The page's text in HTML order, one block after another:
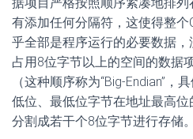
有添加任何分隔符，这使得整
乎全部是程序运行的必要数据
占用8位字节以上的空间的数据
（这种顺序称为“Big-Endian”，
低位、最低位字节在地址最高
分割成若干个8位字节进行存储。